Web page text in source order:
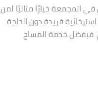
المجمعة خيارًا مثاليًا لمن
فريدة دون الحاجة
فبفضل خدمة المساج